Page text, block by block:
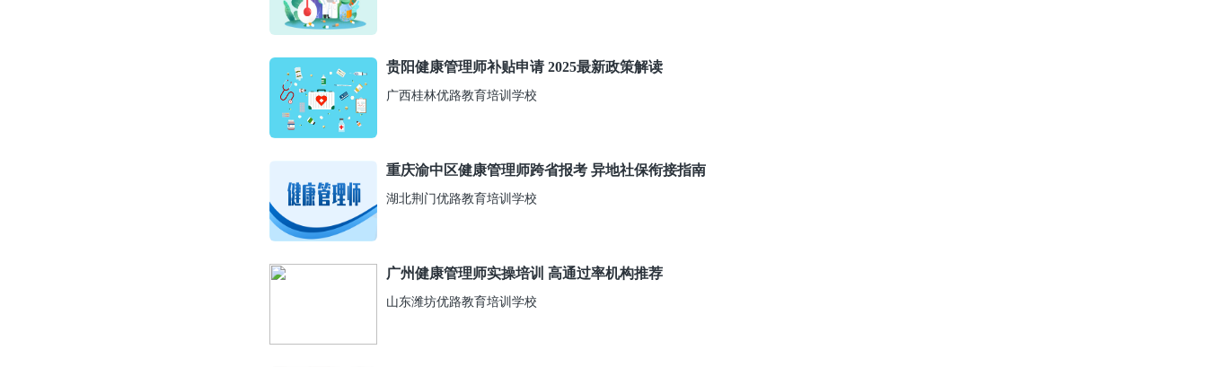
贵阳健康管理师补贴申请 2025最新政策解读
广西桂林优路教育培训学校
重庆渝中区健康管理师跨省报考 异地社保衔接指南
湖北荆门优路教育培训学校
广州健康管理师实操培训 高通过率机构推荐
山东潍坊优路教育培训学校